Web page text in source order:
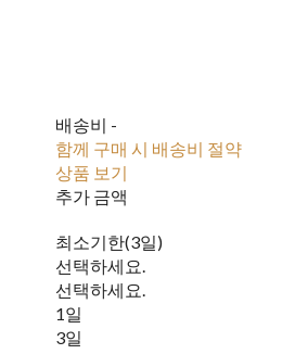
배송비 -
함께 구매 시 배송비 절약
상품 보기
추가 금액
최소기한(3일)
선택하세요.
선택하세요.
1일
3일